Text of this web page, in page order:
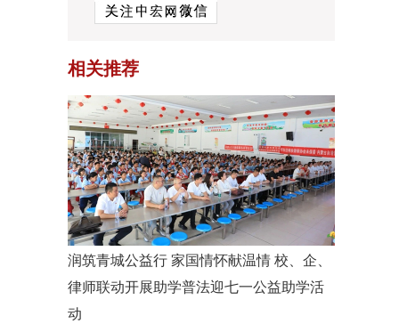
相关推荐
润筑青城公益行 家国情怀献温情 校、企、
律师联动开展助学普法迎七一公益助学活
动